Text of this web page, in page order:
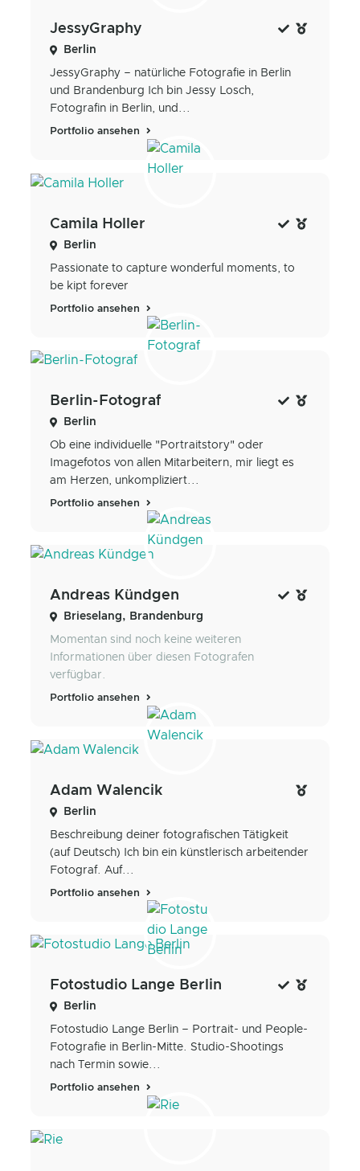
JessyGraphy
Berlin
JessyGraphy – natürliche Fotografie in Berlin
und Brandenburg Ich bin Jessy Losch,
Fotografin in Berlin, und...
Portfolio ansehen
Camila Holler
Berlin
Passionate to capture wonderful moments, to
be kipt forever
Portfolio ansehen
Berlin-Fotograf
Berlin
Ob eine individuelle "Portraitstory" oder
Imagefotos von allen Mitarbeitern, mir liegt es
am Herzen, unkompliziert...
Portfolio ansehen
Andreas Kündgen
Brieselang, Brandenburg
Momentan sind noch keine weiteren
Informationen über diesen Fotografen
verfügbar.
Portfolio ansehen
Adam Walencik
Berlin
Beschreibung deiner fotografischen Tätigkeit
(auf Deutsch) Ich bin ein künstlerisch arbeitender
Fotograf. Auf...
Portfolio ansehen
Fotostudio Lange Berlin
Berlin
Fotostudio Lange Berlin – Portrait- und People-
Fotografie in Berlin-Mitte. Studio-Shootings
nach Termin sowie...
Portfolio ansehen